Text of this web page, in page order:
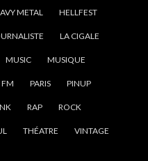
METAL HELLFEST
LA CIGALE
MUSIC MUSIQUE
FM PARIS PINUP
RAP ROCK
THÉATRE VINTAGE